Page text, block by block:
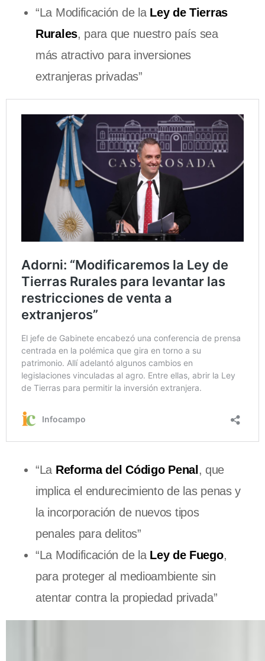
“La Modificación de la Ley de Tierras
Rurales, para que nuestro país sea
más atractivo para inversiones
extranjeras privadas”
“La Reforma del Código Penal , que
implica el endurecimiento de las penas y
la incorporación de nuevos tipos
penales para delitos”
“La Modificación de la Ley de Fuego,
para proteger al medioambiente sin
atentar contra la propiedad privada”